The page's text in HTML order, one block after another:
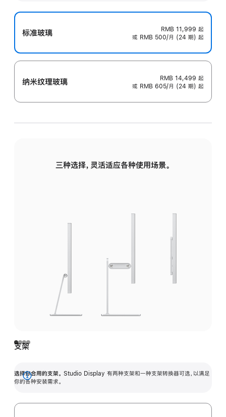
标准玻璃 RMB 11,999 起
或 RMB 500/月 (24 期) 起
纳米纹理玻璃 RMB 14,499 起
或 RMB 605/月 (24 期) 起
三种选择，灵活适应各种使用场景。
支架
选择你合用的支架。 Studio Display 有两种支架和一种支架转换器可选，以满足
你的各种安装需求。
展